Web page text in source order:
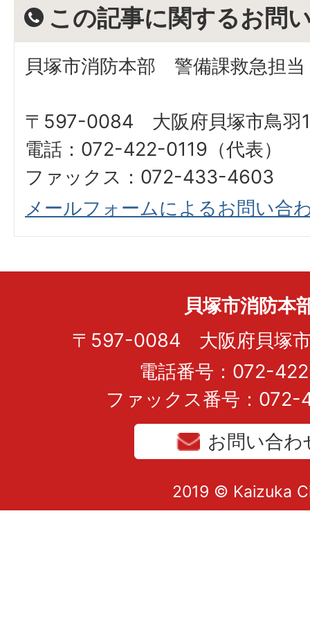
この記事に関するお問
貝塚市消防本部 警備課救急担当
〒597-0084 大阪府貝塚市鳥羽
電話：072-422-0119（代表）
ファックス：072-433-4603
メールフォームによるお問い合
貝塚市消防本
〒597-0084 大阪府貝塚市
電話番号：072-
ファックス番号：
お問い合わ
2019 © Kaizuka